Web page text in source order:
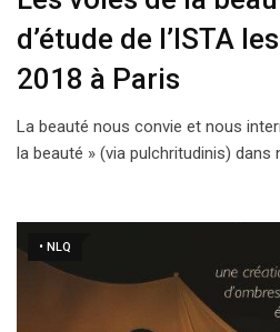
d’étude de l’ISTA
2018 à Paris
La beauté nous convie et nous
la beauté » (via pulchritudinis) dans
• NLQ